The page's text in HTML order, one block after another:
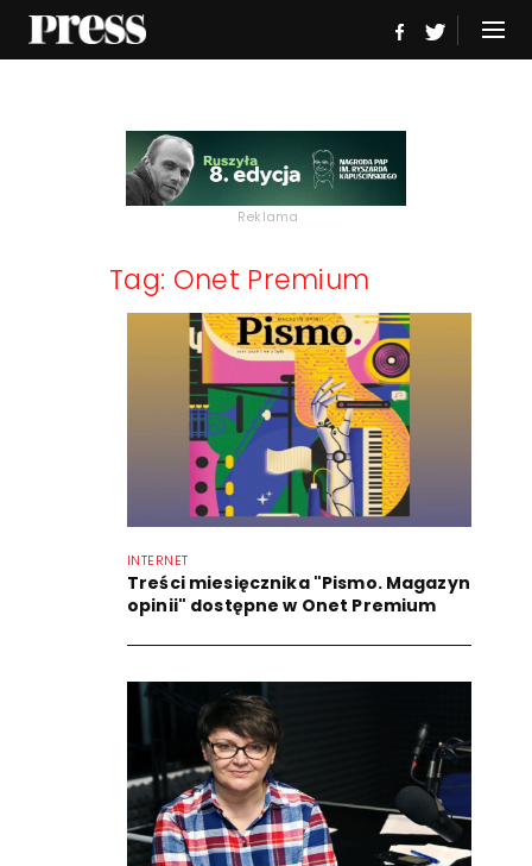
Reklama
Tag: Onet Premium
INTERNET
Treści miesięcznika "Pismo. Magazyn
opinii" dostępne w Onet Premium